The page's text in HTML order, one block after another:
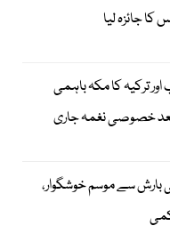
کا جائزہ لیا
ترکیہ کا مکہ باہمی
خصوصی نغمہ جاری
بارش سے موسم خوشگوار،